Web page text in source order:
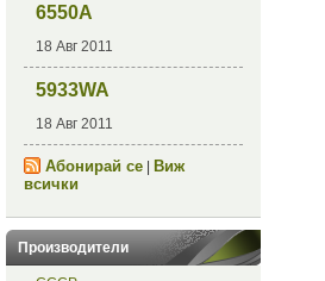
6550A
18 Авг 2011
5933WA
18 Авг 2011
Абонирай се|
Виж
всички
Производители